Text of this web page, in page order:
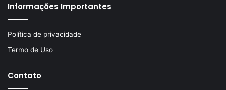
Informações Importantes
Política de privacidade
Termo de Uso
Contato